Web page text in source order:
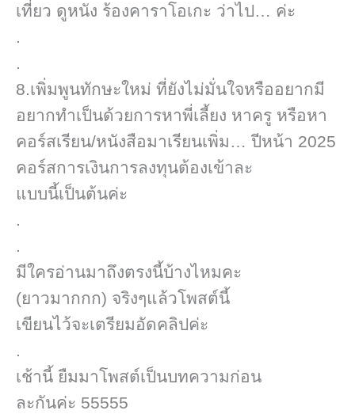
เที่ยว ดูหนัง ร้องคาราโอเกะ​ ว่าไป… ค่ะ
.
.
8.เพิ่มพูนทักษะใหม่ ที่ยังไม่มั่นใจหรืออยากมี
อยากทำเป็นด้วยการหาพี่เลี้ยง หาครู หรือหา
คอร์ส​เรียน/หนังสือมาเรียนเพิ่ม… ปีหน้า 2025
คอร์สการเงินการลงทุนต้องเข้าละ
แบบนี้เป็นต้นค่ะ
.
.
มีใครอ่านมาถึงตรงนี้บ้างไหมคะ
(ยาวมากกก)​ จริงๆแล้วโพสต์​นี้
เขียนไว้จะเตรียมอัดคลิปค่ะ
.
เช้านี้ ยืมมาโพสต์​เป็นบทความก่อน
ละกันค่ะ 55555